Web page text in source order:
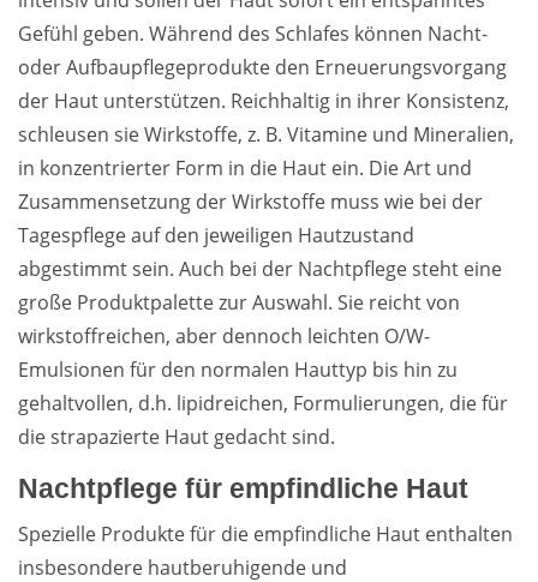
Gefühl geben. Während des Schlafes können Nacht-
oder Aufbaupflegeprodukte den Erneuerungsvorgang
der Haut unterstützen. Reichhaltig in ihrer Konsistenz,
schleusen sie Wirkstoffe, z. B. Vitamine und Mineralien,
in konzentrierter Form in die Haut ein. Die Art und
Zusammensetzung der Wirkstoffe muss wie bei der
Tagespflege auf den jeweiligen Hautzustand
abgestimmt sein. Auch bei der Nachtpflege steht eine
große Produktpalette zur Auswahl. Sie reicht von
wirkstoffreichen, aber dennoch leichten O/W-
Emulsionen für den normalen Hauttyp bis hin zu
gehaltvollen, d.h. lipidreichen, Formulierungen, die für
die strapazierte Haut gedacht sind.
Nachtpflege für empfindliche Haut
Spezielle Produkte für die empfindliche Haut enthalten
insbesondere hautberuhigende und